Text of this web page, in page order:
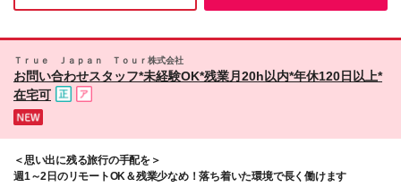
Ｔｒｕｅ Ｊａｐａｎ Ｔｏｕｒ株式会社
お問い合わせスタッフ*未経験OK*残業月20h以内*年休120日以上*
在宅可
＜思い出に残る旅行の手配を＞
週1～2日のリモートOK＆残業少なめ！落ち着いた環境で長く働けます